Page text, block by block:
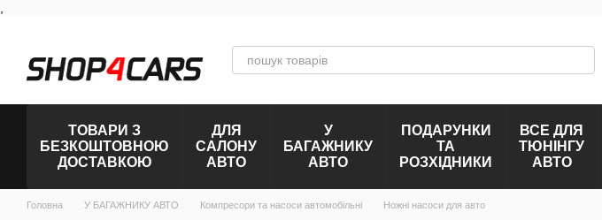
ТОВАРИ З
БЕЗКОШТОВНОЮ
ДОСТАВКОЮ
ДЛЯ
САЛОНУ
АВТО
У
БАГАЖНИКУ
АВТО
ПОДАРУНКИ
ТА
РОЗХІДНИКИ
ВСЕ ДЛЯ
ТЮНІНГУ
АВТО
Головна У БАГАЖНИКУ АВТО Компресори та насоси автомобільні Ножні насоси для авто